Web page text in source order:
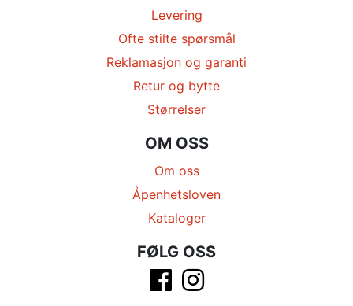
Levering
Ofte stilte spørsmål
Reklamasjon og garanti
Retur og bytte
Størrelser
OM OSS
Om oss
Åpenhetsloven
Kataloger
FØLG OSS